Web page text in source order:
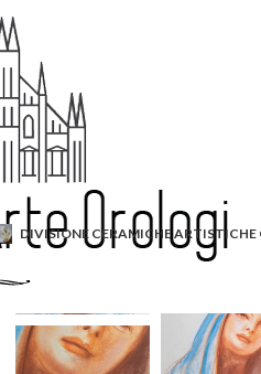
DIVISIONE CERAMICHE ARTISTICHE